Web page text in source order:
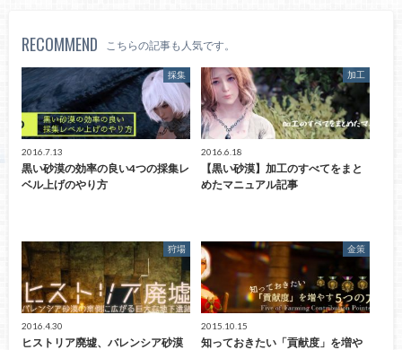
RECOMMEND こちらの記事も人気です。
採集
2016.7.13
黒い砂漠の効率の良い4つの採集レ
ベル上げのやり方
加工
2016.6.18
【黒い砂漠】加工のすべてをまと
めたマニュアル記事
狩場
2016.4.30
ヒストリア廃墟、バレンシア砂漠
金策
2015.10.15
知っておきたい「貢献度」を増や